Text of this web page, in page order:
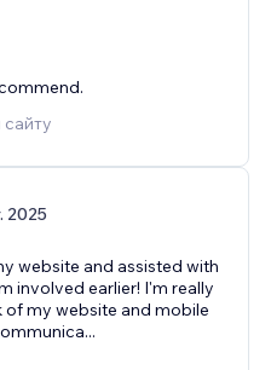
2025
website and assisted with
involved earlier! I'm really
my website and mobile
...